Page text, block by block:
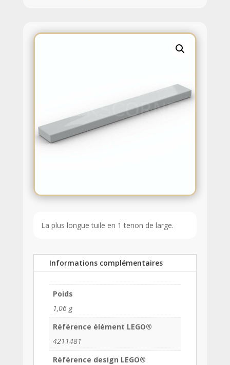
La plus longue tuile en 1 tenon de large.
Informations complémentaires
Poids
1,06 g
Référence élément LEGO®
4211481
Référence design LEGO®